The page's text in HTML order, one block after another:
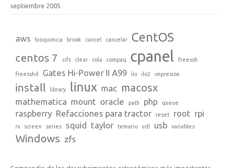
septiembre 2005
aws bioquimica brook cancel cancelar CentOS
centos 7 cifs clear cola compaq cpanel freessh
freesshd Gates Hi-Power II A99 ilo ilo2 impresion
install library linux mac macosx
mathematica mount oracle path php queue
raspberry Refacciones para tractor reset root rpi
rx screen series squid taylor temario udl usb variables
Windows zfs